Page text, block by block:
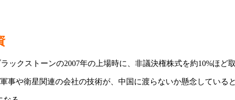
クストーンの2007年の上場時に、非議決権株式を約10%ほど取
や衛星関連の会社の技術が、中国に渡らないか懸念していると